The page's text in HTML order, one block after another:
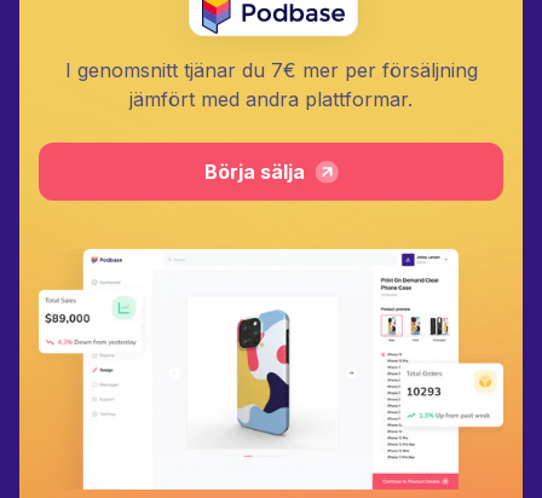
I genomsnitt tjänar du 7€ mer per försäljning
jämfört med andra plattformar.
Börja sälja